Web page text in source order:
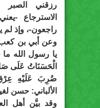
رزقني الصبر
الاسترجاع -
راجعون-، وإذ لم
وعن أبي بن
يا رسول الله
الْحَسَنَاتُ عَلَى
ضُرِبَ عَلَيْهِ
الألباني: حسن
وقد بيَّن أهل